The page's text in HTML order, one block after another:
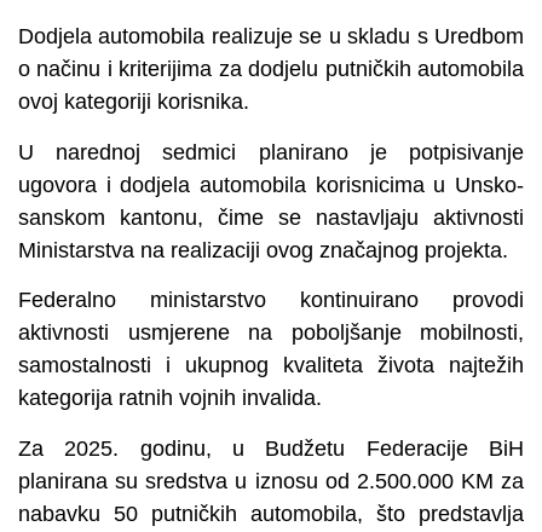
Dodjela automobila realizuje se u skladu s Uredbom
o načinu i kriterijima za dodjelu putničkih automobila
ovoj kategoriji korisnika.
U narednoj sedmici planirano je potpisivanje
ugovora i dodjela automobila korisnicima u Unsko-
sanskom kantonu, čime se nastavljaju aktivnosti
Ministarstva na realizaciji ovog značajnog projekta.
Federalno ministarstvo kontinuirano provodi
aktivnosti usmjerene na poboljšanje mobilnosti,
samostalnosti i ukupnog kvaliteta života najtežih
kategorija ratnih vojnih invalida.
Za 2025. godinu, u Budžetu Federacije BiH
planirana su sredstva u iznosu od 2.500.000 KM za
nabavku 50 putničkih automobila, što predstavlja